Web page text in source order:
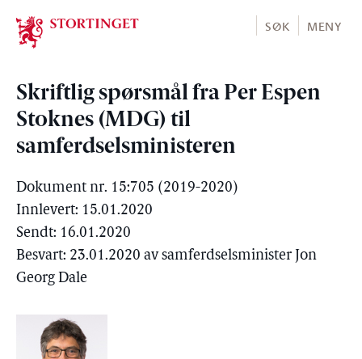
Stortinget.no
SØK MENY
Skriftlig spørsmål fra Per Espen
Stoknes (MDG) til
samferdselsministeren
Dokument nr. 15:705 (2019-2020)
Innlevert: 15.01.2020
Sendt: 16.01.2020
Besvart: 23.01.2020 av samferdselsminister Jon
Georg Dale